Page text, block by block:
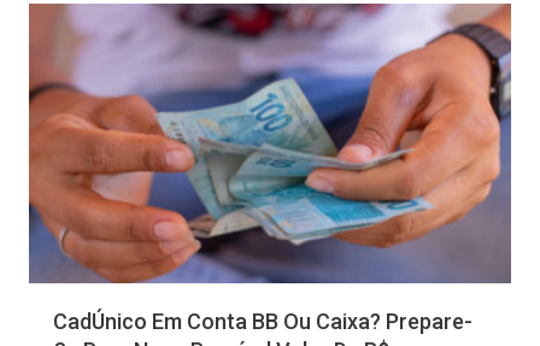
BENEFÍCIOS SOCIAIS
CadÚnico Em Conta BB Ou Caixa? Prepare-